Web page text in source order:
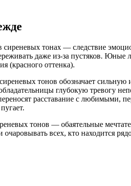
тонах — следствие
даже из-за пустяков.
(красного оттенка).
тонов обозначает сильную
глубокую тревогу
расставание с любимыми,
тонов — обаятельные
очаровывать всех, кто находится